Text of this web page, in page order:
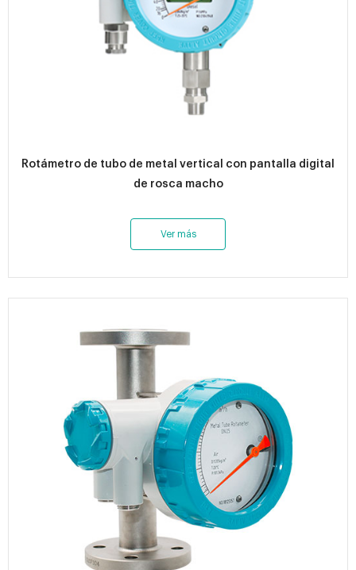
Rotámetro de tubo de metal vertical con pantalla digital
de rosca macho
Ver más